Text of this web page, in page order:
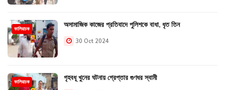
কালিয়াচক অসামাজিক কাজের প্রতিবাদে পুলিশকে বাধা, ধৃত তিন
30 Oct 2024
কালিয়াচক গৃহবধূ খুনের ঘটনায় গ্রেপ্তার গুণধর স্বামী